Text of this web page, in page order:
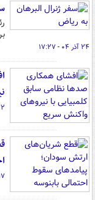
۲۴ آذر ۰۴ - ۱۷:۲۷
۲۲
۱۷ آذر